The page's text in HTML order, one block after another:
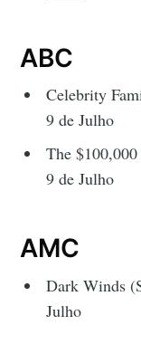
ABC
Celebrity
9 de Julho
The
9 de Julho
AMC
Dark Winds
Julho